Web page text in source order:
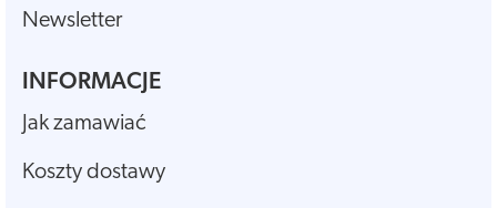
Newsletter
INFORMACJE
Jak zamawiać
Koszty dostawy